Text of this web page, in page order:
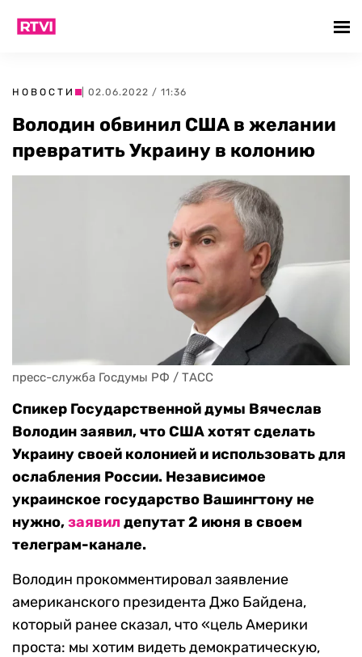
НОВОСТИ | 02.06.2022 / 11:36
Володин обвинил США в желании
превратить Украину в колонию
пресс-служба Госдумы РФ / ТАСС
Спикер Государственной думы Вячеслав
Володин заявил, что США хотят сделать
Украину своей колонией и использовать для
ослабления России. Независимое
украинское государство Вашингтону не
нужно,заявилдепутат2 июня в своем
телеграм-канале.
Володин прокомментировал заявление
американского президента Джо Байдена,
который ранее сказал, что«цель Америки
проста: мы хотим видеть демократическую,